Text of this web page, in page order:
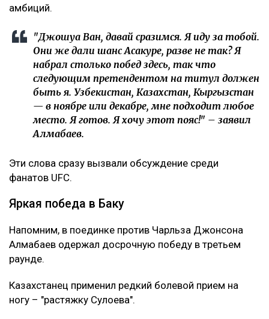
амбиций.
"Джошуа Ван, давай сразимся. Я иду за тобой.
Они же дали шанс Асакуре, разве не так? Я
набрал столько побед здесь, так что
следующим претендентом на титул должен
быть я. Узбекистан, Казахстан, Кыргызстан
— в ноябре или декабре, мне подходит любое
место. Я готов. Я хочу этот пояс!" – заявил
Алмабаев.
Эти слова сразу вызвали обсуждение среди
фанатов UFC.
Яркая победа в Баку
Напомним, в поединке против Чарльза Джонсона
Алмабаев одержал досрочную победу в третьем
раунде.
Казахстанец применил редкий болевой прием на
ногу – "растяжку Сулоева".